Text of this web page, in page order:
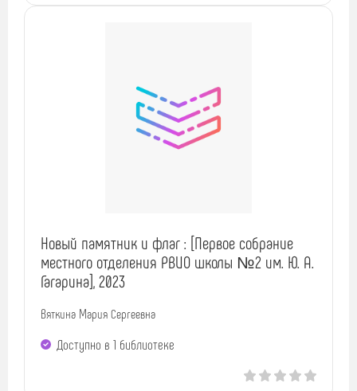
Новый памятник и флаг : [Первое собрание
местного отделения РВИО школы №2 им. Ю. А.
Гагарина], 2023
Вяткина Мария Сергеевна
Доступно в 1 библиотекe